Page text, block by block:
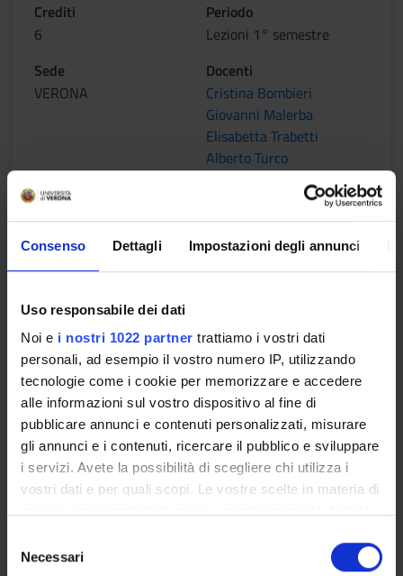
Consenso Dettagli Impostazioni degli annunci
Uso responsabile dei dati
Noi e i nostri 1022 partner trattiamo i vostri dati
personali, ad esempio il vostro numero IP, utilizzando
tecnologie come i cookie per memorizzare e accedere
alle informazioni sul vostro dispositivo al fine di
pubblicare annunci e contenuti personalizzati, misurare
gli annunci e i contenuti, ricercare il pubblico e sviluppare
i servizi. Avete la possibilità di scegliere chi utilizza i
vostri dati e per quali scopi. Le vostre scelte in materia di
modificare o revocare il proprio consenso in qualsiasi
Necessari
Crediti
6
Periodo
Lezioni 1° semestre
Sede
VERONA
Docenti
Cristina Bombieri
Giovanni Malerba
Elisabetta Trabetti
Alberto Turco
GENETICA MEDICA
Crediti
Periodo
Sede
VERONA
Docenti
Pierfranco Pignatti
Obiettivi formativi
Il Corso si propone di fornire le conoscenze di base di genetica
umana allo scopo di poter comprendere i principi della
trasmissione dei caratteri ereditari normali e patologici,
nonché le modalità dell'insorgenza della variazione biologica
ereditaria. Il Corso si propone inoltre di insegnare ad applicare
il metodo sperimentale allo studio dei fenomeni della vita,